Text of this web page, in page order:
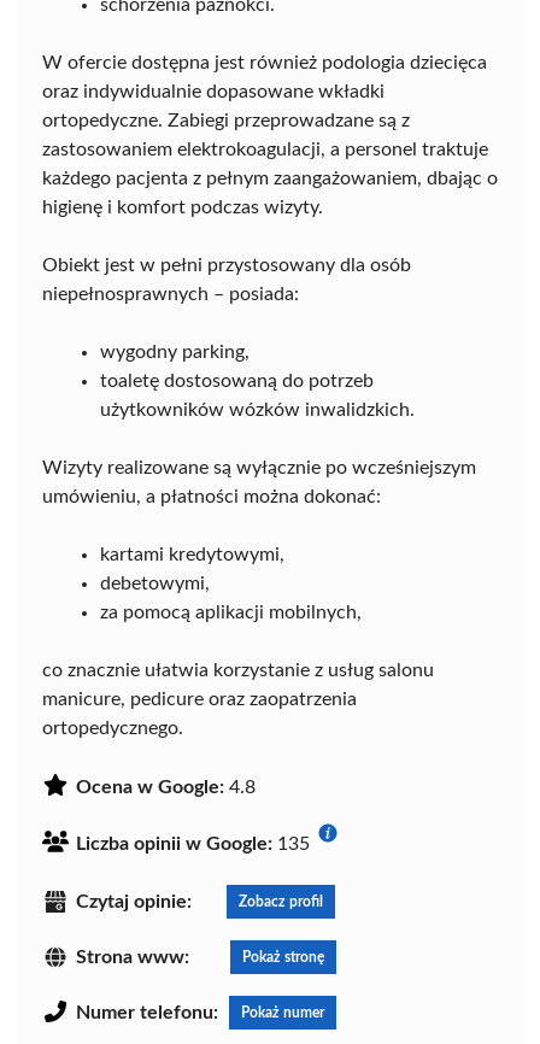
schorzenia paznokci.
W ofercie dostępna jest również podologia dziecięca
oraz indywidualnie dopasowane wkładki
ortopedyczne. Zabiegi przeprowadzane są z
zastosowaniem elektrokoagulacji, a personel traktuje
każdego pacjenta z pełnym zaangażowaniem, dbając o
higienę i komfort podczas wizyty.
Obiekt jest w pełni przystosowany dla osób
niepełnosprawnych – posiada:
wygodny parking,
toaletę dostosowaną do potrzeb
użytkowników wózków inwalidzkich.
Wizyty realizowane są wyłącznie po wcześniejszym
umówieniu, a płatności można dokonać:
kartami kredytowymi,
debetowymi,
za pomocą aplikacji mobilnych,
co znacznie ułatwia korzystanie z usług salonu
manicure, pedicure oraz zaopatrzenia
ortopedycznego.
Ocena w Google: 4.8
Liczba opinii w Google: 135
Czytaj opinie: Zobacz profil
Strona www: Pokaż stronę
Numer telefonu: Pokaż numer